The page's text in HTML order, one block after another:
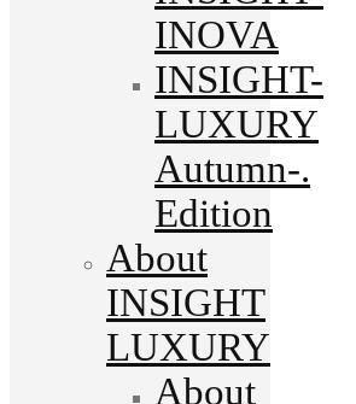
INOVA
INSIGHT-
LUXURY
Autumn-.
Edition
About
INSIGHT
LUXURY
About